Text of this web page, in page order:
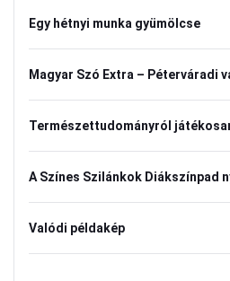
Egy hétnyi munka gyümölcse
Magyar Szó Extra – Péterváradi
Természettudományról
A Színes Szilánkok Diákszínpad
Valódi példakép